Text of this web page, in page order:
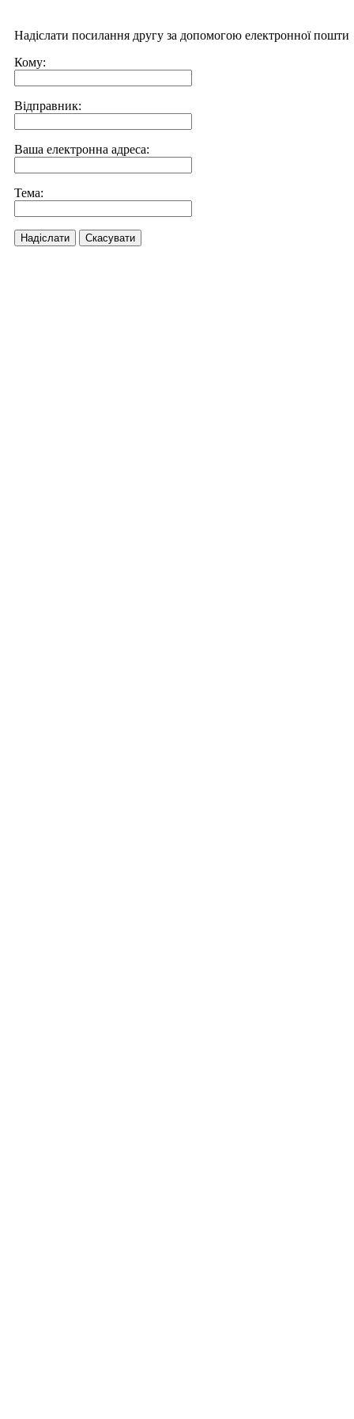
Надіслати посилання другу за допомогою електронної пошти
Кому:
Відправник:
Ваша електронна адреса:
Тема:
Надіслати Скасувати